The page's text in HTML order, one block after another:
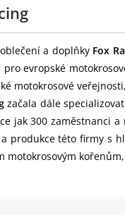
a doplňky Fox
evropské
motokrosové
začala dále
jak 300 zaměstnanci
produkce této firmy s
motokrosovým